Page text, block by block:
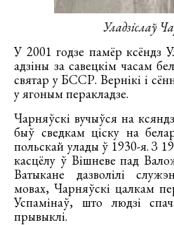
Уладзіслаў
У 2001 годзе памёр ксёндз
адзіны за савецкім часам
святар у БССР. Вернікі і
у ягоным перакладзе.
Чарняўскі вучыўся на
быў сведкам ціску на
польскай улады ў 1930-я. З
касцёлу ў Вішневе пад
Ватыкане дазволілі
мовах, Чарняўскі цалкам
Успамінаў, што людзі
прывыклі.